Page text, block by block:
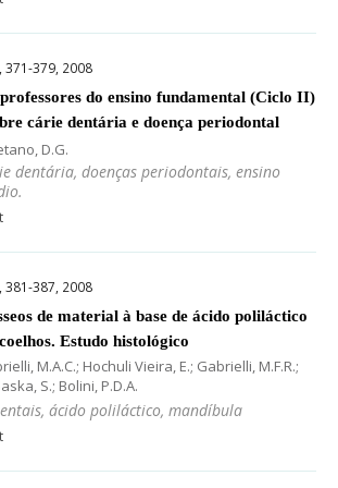
371-379, 2008
do ensino fundamental (Ciclo II)
cárie dentária e doença periodontal
D.G.
dentária, doenças periodontais, ensino
381-387, 2008
de material à base de ácido poliláctico
Estudo histológico
M.A.C.; Hochuli Vieira, E.; Gabrielli, M.F.R.;
S.; Bolini, P.D.A.
ácido poliláctico, mandíbula